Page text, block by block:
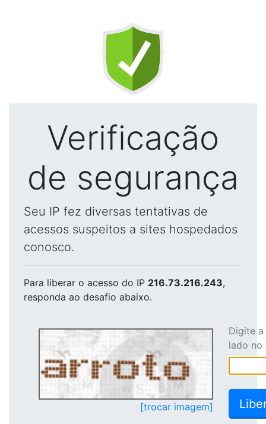
Verificação
de segurança
Seu IP fez diversas tentativas de
acessos suspeitos a sites hospedados
conosco.
Para liberar o acesso do IP 216.73.216.243,
responda ao desafio abaixo.
[trocar imagem]
Digite
lado no